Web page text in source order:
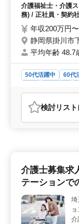
◎
動
待
合
介護福祉士・介護
務) / 正社員・契約
年収200万円
静岡県掛川市
平均年齢 48.7
50代活躍中 60代
おすすめポイ
＜地域密着型の
静岡県掛川市に
を提供していま
タイル＞ 週3〜5
います。これによ
末年始休暇や有給
重視したい方に
した待遇＞ ヘル
検討リスト
介護士募集求
テーションで
埼
介